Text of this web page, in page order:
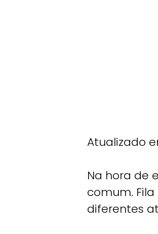
Atualizado
Na hora de
comum.
diferentes